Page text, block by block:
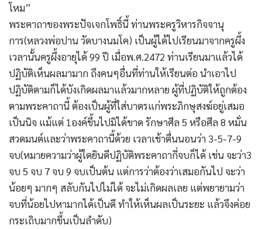
โหม”
พระคาถาของพระปัจเจกโพธิ์นี้ ท่านพระครูวิหารกิจจานุ
การ(หลวงพ่อปาน วัดบางนมโค) เป็นผู้ได้ไปเรียนมาจากครูผึ้ง
เวลานั้นครูผึ้งอายุได้ 99 ปี เมื่อพ.ศ.2472 ท่านเรียนมาแล้วได้
ปฏิบัติเห็นผลมามาก ถึงคนๆอื่นที่ท่านให้เรียนต่อ นำเอาไป
ปฏิบัติตามก็ได้บังเกิดผลมาแล้วมากหลาย ผู้ที่ปฏิบัติให้ถูกต้อง
ตามพระคาถานี้ ต้องเป็นผู้ที่ใส่บาตรแก่พระภิกษุสงฆ์อยู่เสมอ
เป็นนิจ แม้แต่ 1องค์ขึ้นไปมิได้ขาด รักษาศีล 5 หรือศีล 8 หมั่น
สวดมนต์และว่าพระคาถานี้ด้วย เวลาเช้าตื่นนอนว่า 3-5-7-9
จบ(หมายความว่าผู้ใดยินดีปฏิบัติพระคาถากี่จบก็ได้ เช่น จะว่า3
จบ 5 จบ 7 จบ 9 จบเป็นต้น แต่การว่าต้องว่าเสมอกันไป จะว่า
น้อยๆ มากๆ สลับกันไปไม่ได้ จะไม่เกิดผลเลย แต่พยายามว่า
จบที่น้อยไปหามากได้เป็นดี ทำให้เห็นผลเป็นระยะ แล้วจึงค่อย
กระเถิบมากขึ้นเป็นลำดับ)